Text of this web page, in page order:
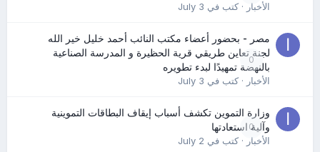
الأخبار· كتب في July 3
0
مصر - بحضور أعضاء مكتب النائب أحمد خليل خير الله
لجنة تعاين طريقي قرية الحظيرة و المدرسة الصناعية
بالنهضة تمهيدًا لبدء تطويره
الأخبار· كتب في July 3
0
وزارة التموين تكشف أسباب إيقاف البطاقات التموينية
وآلية استعادتها
الأخبار· كتب في July 2